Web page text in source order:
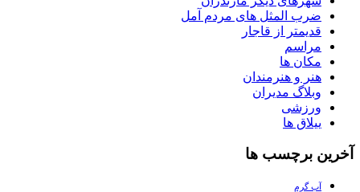
ضرب المثل های مردم آمل
قدیمتر از قاجار
مراسم
مکان ها
هنر و هنرمندان
وبلاگ مدیران
ورزشی
ییلاق ها
آخرین برچسب ها
آب گرم